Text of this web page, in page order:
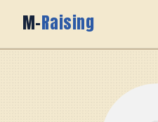
M-Raising